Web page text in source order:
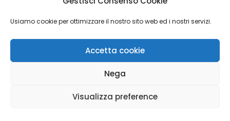
Usiamo cookie per ottimizzare il nostro sito web ed i nostri servizi.
Accetta cookie
Nega
Visualizza preference
LATEST POSTS
NOVEMBRE 4, 2023